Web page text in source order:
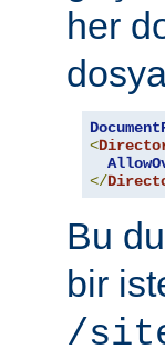
her
<
</
Bu
bir
/